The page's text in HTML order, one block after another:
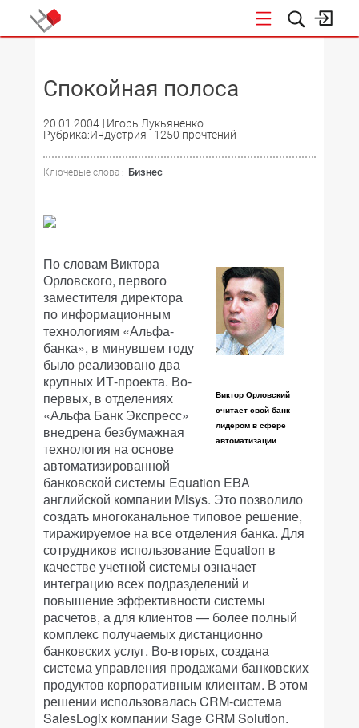
Спокойная полоса
20.01.2004
Игорь Лукьяненко
Рубрика:Индустрия
1250 прочтений
Ключевые слова : Бизнес
Виктор Орловский
считает свой банк
лидером в сфере
автоматизации
По словам Виктора
Орловского, первого
заместителя директора
по информационным
технологиям «Альфа-
банка», в минувшем году
было реализовано два
крупных ИТ-проекта. Во-
первых, в отделениях
«Альфа Банк Экспресс»
внедрена безбумажная
технология на основе
автоматизированной
банковской системы Equation EBA
английской компании Misys. Это позволило
создать многоканальное типовое решение,
тиражируемое на все отделения банка. Для
сотрудников использование Equation в
качестве учетной системы означает
интеграцию всех подразделений и
повышение эффективности системы
расчетов, а для клиентов — более полный
комплекс получаемых дистанционно
банковских услуг. Во-вторых, создана
система управления продажами банковских
продуктов корпоративным клиентам. В этом
решении использовалась CRM-система
SalesLogix компании Sage CRM Solution.